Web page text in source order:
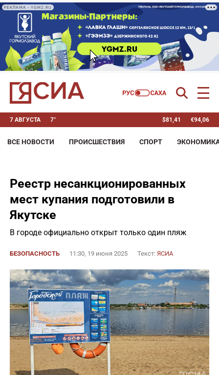
РЕКЛАМА • YGMZ.RU
7 АВГУСТА 7° $81,41 €94,06
ВСЕ НОВОСТИ ПРОИСШЕСТВИЯ СПОРТ
Реестр несанкционированных
мест купания подготовили в
Якутске
В городе официально открыт только один пляж
БЕЗОПАСНОСТЬ 11:30, 19 июня 2025 Текст: ЯСИА